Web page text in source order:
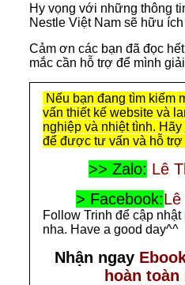
Hy vọng với những thông
Nestle Việt Nam sẽ hữu
Cảm ơn các bạn đã đọc
mắc cần hỗ trợ để mình
Nếu bạn đang tìm kiếm
vấn thiết kế website và
nghiệp và nhiệt tình.
để được tư vấn và hỗ trợ
>> Zalo: Lê
> Facebook:Lê
Follow Trinh để cập
nha. Have a good day^^
Nhận ngay
hoàn